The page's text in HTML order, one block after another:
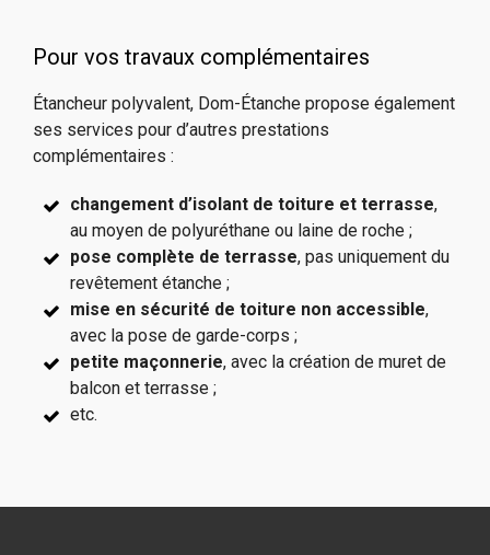
Pour vos travaux complémentaires
Étancheur polyvalent, Dom-Étanche propose également
ses services pour d’autres prestations
complémentaires :
changement d’isolant de toiture et terrasse,
au moyen de polyuréthane ou laine de roche ;
pose complète de terrasse, pas uniquement du
revêtement étanche ;
mise en sécurité de toiture non accessible,
avec la pose de garde-corps ;
petite maçonnerie, avec la création de muret de
balcon et terrasse ;
etc.